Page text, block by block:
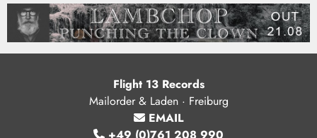
Flight 13 Records
Mailorder & Laden · Freiburg
EMAIL